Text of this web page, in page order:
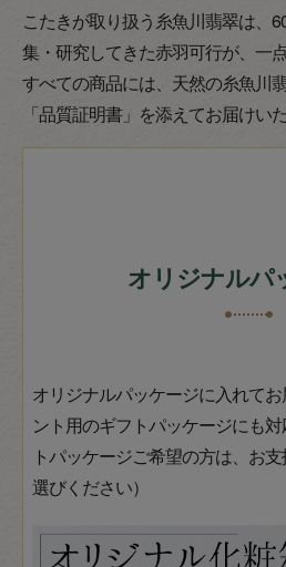
こたきが取り扱う糸魚川翡翠は、
集・研究してきた赤羽可行が、一
すべての商品には、天然の糸魚川
「品質証明書」を添えてお届けい
オリジナルパ
オリジナルパッケージに入れて
ント用のギフトパッケージにも
トパッケージご希望の方は、お
選びください）